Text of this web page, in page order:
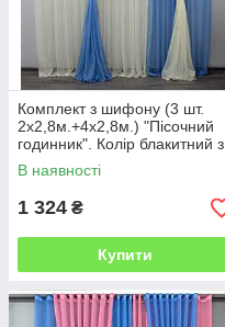
Комплект з шифону (3 шт.
2х2,8м.+4х2,8м.) "Пісочний
годинник". Колір блакитний з
світло-бежевим. Код 001дк
(н116-н104) 10-468
В наявності
1 324 ₴
Купити